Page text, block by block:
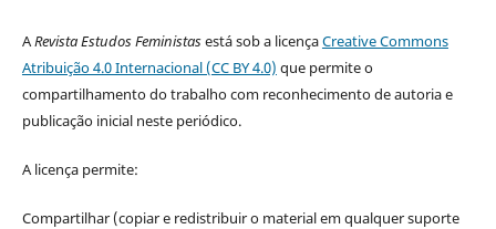
ARevista Estudos Feministasestá sob a licençaCreative Commons
Atribuição 4.0 Internacional (CC BY 4.0) que permite o
compartilhamento do trabalho com reconhecimento de autoria e
publicação inicial neste periódico.
A licença permite:
Compartilhar (copiar e redistribuir o material em qualquer suporte